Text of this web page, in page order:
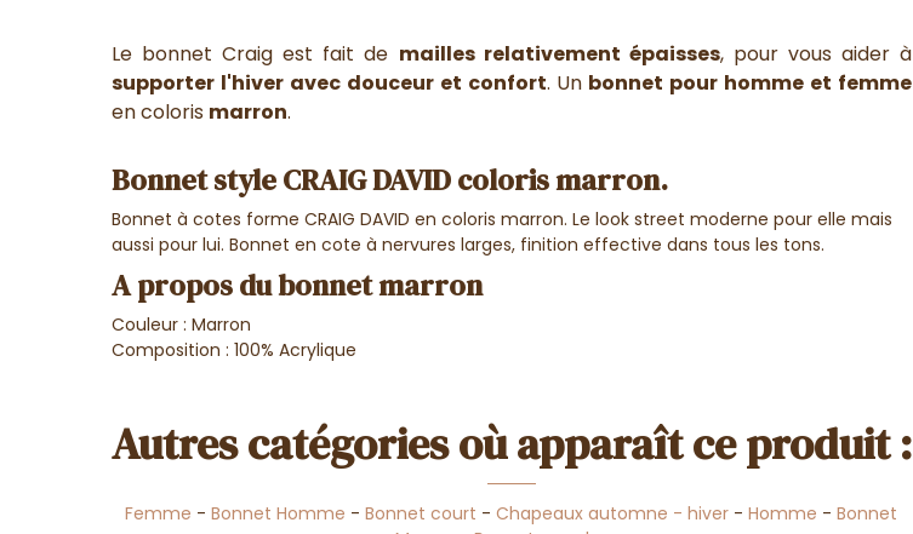
Le bonnet Craig est fait de mailles relativement épaisses, pour vous aider à
supporter l'hiver avec douceur et confort. Un bonnet pour homme et femme
en coloris marron.
Bonnet style CRAIG DAVID coloris marron.
Bonnet à cotes forme CRAIG DAVID en coloris marron. Le look street moderne pour elle mais
aussi pour lui. Bonnet en cote à nervures larges, finition effective dans tous les tons.
A propos du bonnet marron
Couleur : Marron
Composition : 100% Acrylique
Autres catégories où apparaît ce produit :
Femme -Bonnet Homme -Bonnet court -Chapeaux automne - hiver -Homme -Bonnet